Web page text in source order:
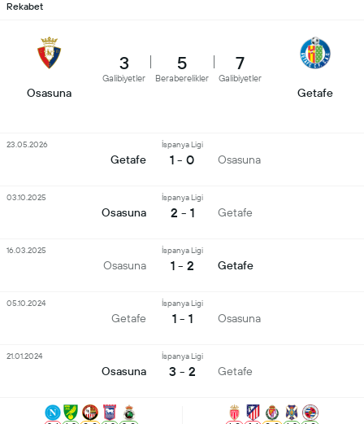
Rekabet
Osasuna
3
Galibiyetler
5
Beraberelikler
7
Galibiyetler
Getafe
Getafe
İspanya Ligi
1 - 0 Osasuna
23.05.2026
Osasuna
İspanya Ligi
2 - 1 Getafe
03.10.2025
Osasuna
İspanya Ligi
1 - 2 Getafe
16.03.2025
Getafe
İspanya Ligi
1 - 1 Osasuna
05.10.2024
Osasuna
İspanya Ligi
3 - 2 Getafe
21.01.2024